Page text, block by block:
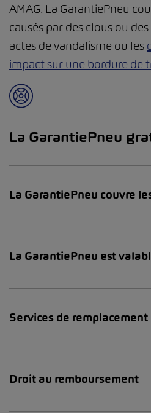
AMAG. La GarantiePneu
causés par des clous ou
actes de vandalisme ou les
impact sur une bordure de
La GarantiePneu
La GarantiePneu couvre
La GarantiePneu est
Services de remplacement
Droit au remboursement